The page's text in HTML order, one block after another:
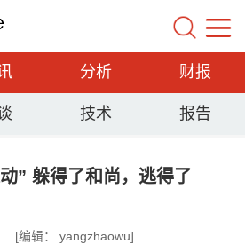
分析 财报
技术 报告
” 躲得了和尚，逃得了
[编辑： yangzhaowu]